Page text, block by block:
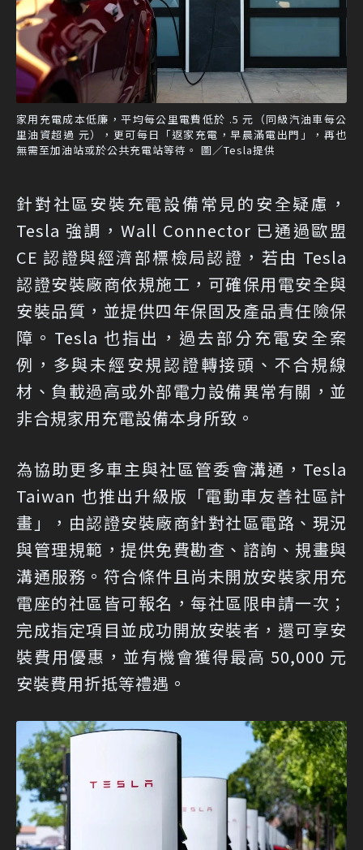
家用充電成本低廉，平均每公里電費低於 .5 元（同級汽油車每公
里油資超過 元），更可每日「返家充電，早晨滿電出門」，再也
無需至加油站或於公共充電站等待。 圖／Tesla提供
針對社區安裝充電設備常見的安全疑慮，
Tesla 強調，Wall Connector 已通過歐盟
CE 認證與經濟部標檢局認證，若由 Tesla
認證安裝廠商依規施工，可確保用電安全與
安裝品質，並提供四年保固及產品責任險保
障。Tesla 也指出，過去部分充電安全案
例，多與未經安規認證轉接頭、不合規線
材、負載過高或外部電力設備異常有關，並
非合規家用充電設備本身所致。
為協助更多車主與社區管委會溝通，Tesla
Taiwan 也推出升級版「電動車友善社區計
畫」，由認證安裝廠商針對社區電路、現況
與管理規範，提供免費勘查、諮詢、規畫與
溝通服務。符合條件且尚未開放安裝家用充
電座的社區皆可報名，每社區限申請一次；
完成指定項目並成功開放安裝者，還可享安
裝費用優惠，並有機會獲得最高 50,000 元
安裝費用折抵等禮遇。